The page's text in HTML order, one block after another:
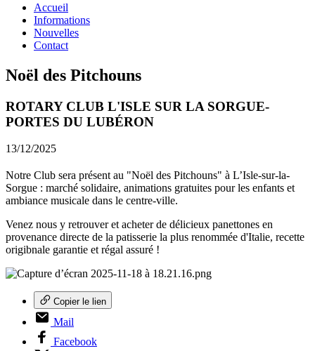
Accueil
Informations
Nouvelles
Contact
Noël des Pitchouns
ROTARY CLUB L'ISLE SUR LA SORGUE-
PORTES DU LUBÉRON
13/12/2025
Notre Club sera présent au "Noël des Pitchouns" à L’Isle-sur-la-
Sorgue : marché solidaire, animations gratuites pour les enfants et
ambiance musicale dans le centre-ville.
Venez nous y retrouver et acheter de délicieux panettones en
provenance directe de la patisserie la plus renommée d'Italie, recette
origibnale garantie et régal assuré !
Copier le lien
Mail
Facebook